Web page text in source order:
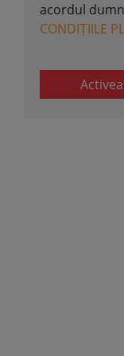
acordul
CONDIȚIILE